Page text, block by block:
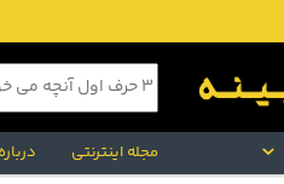
جستجو برای:
مجله اینترنتی